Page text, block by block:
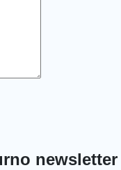
newsletter